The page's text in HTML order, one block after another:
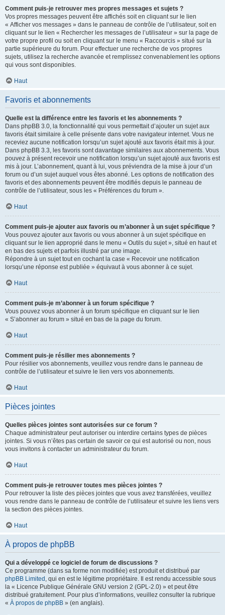
Comment puis-je retrouver mes propres messages et sujets ?
Vos propres messages peuvent être affichés soit en cliquant sur le lien
« Afficher vos messages » dans le panneau de contrôle de l’utilisateur, soit en
cliquant sur le lien « Rechercher les messages de l’utilisateur » sur la page de
votre propre profil ou soit en cliquant sur le menu « Raccourcis » situé sur la
partie supérieure du forum. Pour effectuer une recherche de vos propres
sujets, utilisez la recherche avancée et remplissez convenablement les options
qui vous sont disponibles.
Haut
Favoris et abonnements
Quelle est la différence entre les favoris et les abonnements ?
Dans phpBB 3.0, la fonctionnalité qui vous permettait d’ajouter un sujet aux
favoris était similaire à celle présente dans votre navigateur internet. Vous ne
receviez aucune notification lorsqu’un sujet ajouté aux favoris était mis à jour.
Dans phpBB 3.3, les favoris sont davantage similaires aux abonnements. Vous
pouvez à présent recevoir une notification lorsqu’un sujet ajouté aux favoris est
mis à jour. L’abonnement, quant à lui, vous préviendra de la mise à jour d’un
forum ou d’un sujet auquel vous êtes abonné. Les options de notification des
favoris et des abonnements peuvent être modifiés depuis le panneau de
contrôle de l’utilisateur, sous les « Préférences du forum ».
Haut
Comment puis-je ajouter aux favoris ou m’abonner à un sujet spécifique ?
Vous pouvez ajouter aux favoris ou vous abonner à un sujet spécifique en
cliquant sur le lien approprié dans le menu « Outils du sujet », situé en haut et
en bas des sujets et parfois illustré par une image.
Répondre à un sujet tout en cochant la case « Recevoir une notification
lorsqu’une réponse est publiée » équivaut à vous abonner à ce sujet.
Haut
Comment puis-je m’abonner à un forum spécifique ?
Vous pouvez vous abonner à un forum spécifique en cliquant sur le lien
« S’abonner au forum » situé en bas de la page du forum.
Haut
Comment puis-je résilier mes abonnements ?
Pour résilier vos abonnements, veuillez vous rendre dans le panneau de
contrôle de l’utilisateur et suivre le lien vers vos abonnements.
Haut
Pièces jointes
Quelles pièces jointes sont autorisées sur ce forum ?
Chaque administrateur peut autoriser ou interdire certains types de pièces
jointes. Si vous n’êtes pas certain de savoir ce qui est autorisé ou non, nous
vous invitons à contacter un administrateur du forum.
Haut
Comment puis-je retrouver toutes mes pièces jointes ?
Pour retrouver la liste des pièces jointes que vous avez transférées, veuillez
vous rendre dans le panneau de contrôle de l’utilisateur et suivre les liens vers
la section des pièces jointes.
Haut
À propos de phpBB
Qui a développé ce logiciel de forum de discussions ?
Ce programme (dans sa forme non modifiée) est produit et distribué par
phpBB Limited , qui en est le légitime propriétaire. Il est rendu accessible sous
la « Licence Publique Générale GNU version 2 (GPL-2.0) » et peut être
distribué gratuitement. Pour plus d’informations, veuillez consulter la rubrique
« À propos de phpBB » (en anglais).